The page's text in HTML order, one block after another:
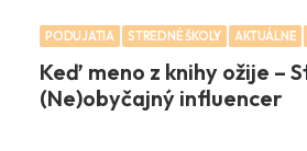
PODUJATIA STREDNÉ ŠKOLY AKTUÁLNE
Keď meno z knihy ožije –
(Ne)obyčajný influencer